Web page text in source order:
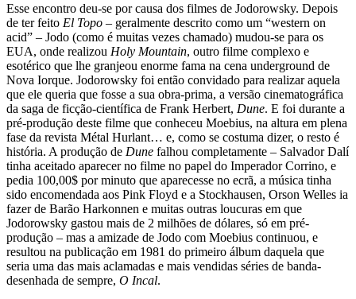
Esse encontro deu-se por causa dos filmes de Jodorowsky. Depois
de ter feito El Topo – geralmente descrito como um “western on
acid” – Jodo (como é muitas vezes chamado) mudou-se para os
EUA, onde realizou Holy Mountain, outro filme complexo e
esotérico que lhe granjeou enorme fama na cena underground de
Nova Iorque. Jodorowsky foi então convidado para realizar aquela
que ele queria que fosse a sua obra-prima, a versão cinematográfica
da saga de ficção-científica de Frank Herbert, Dune. E foi durante a
pré-produção deste filme que conheceu Moebius, na altura em plena
fase da revista Métal Hurlant… e, como se costuma dizer, o resto é
história. A produção de Dune falhou completamente – Salvador Dalí
tinha aceitado aparecer no filme no papel do Imperador Corrino, e
pedia 100,00$ por minuto que aparecesse no ecrã, a música tinha
sido encomendada aos Pink Floyd e a Stockhausen, Orson Welles ia
fazer de Barão Harkonnen e muitas outras loucuras em que
Jodorowsky gastou mais de 2 milhões de dólares, só em pré-
produção – mas a amizade de Jodo com Moebius continuou, e
resultou na publicação em 1981 do primeiro álbum daquela que
seria uma das mais aclamadas e mais vendidas séries de banda-
desenhada de sempre, O Incal.